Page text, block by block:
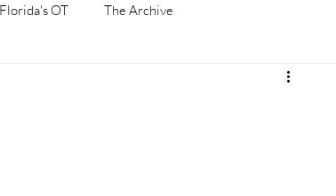
OT The Archive